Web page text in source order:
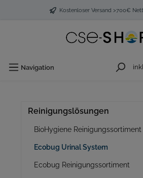
Kostenloser Versand >700€
Navigation
Reinigungslösungen
BioHygiene Reinigungssortiment
Ecobug Urinal System
Ecobug Reinigungssortiment